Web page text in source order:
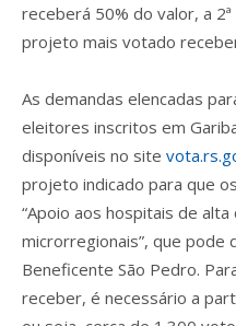
receberá 50% do valor, a
projeto mais votado
As demandas elencadas
eleitores inscritos em
disponíveis no site
projeto indicado para que
“Apoio aos hospitais de
microrregionais”, que pode
Beneficente São Pedro.
receber, é necessário a